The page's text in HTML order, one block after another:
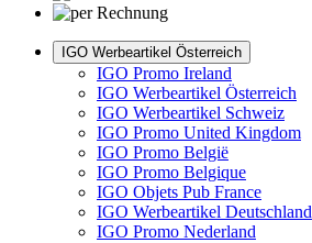
IGO Werbeartikel Österreich
IGO Promo Ireland
IGO Werbeartikel Österreich
IGO Werbeartikel Schweiz
IGO Promo United Kingdom
IGO Promo België
IGO Promo Belgique
IGO Objets Pub France
IGO Werbeartikel Deutschland
IGO Promo Nederland